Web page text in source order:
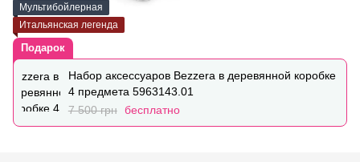
Мультибойлерная
Итальянская легенда
Подарок
Набор аксессуаров Bezzera в деревянной коробке
4 предмета 5963143.01
7 500 грн бесплатно